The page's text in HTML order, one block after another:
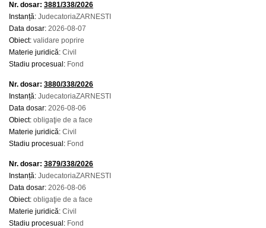
Nr. dosar: 3881/338/2026
Instanță: JudecatoriaZARNESTI
Data dosar: 2026-08-07
Obiect: validare poprire
Materie juridică: Civil
Stadiu procesual: Fond
Nr. dosar: 3880/338/2026
Instanță: JudecatoriaZARNESTI
Data dosar: 2026-08-06
Obiect: obligaţie de a face
Materie juridică: Civil
Stadiu procesual: Fond
Nr. dosar: 3879/338/2026
Instanță: JudecatoriaZARNESTI
Data dosar: 2026-08-06
Obiect: obligaţie de a face
Materie juridică: Civil
Stadiu procesual: Fond